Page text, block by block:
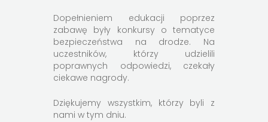
Dopełnieniem edukacji poprzez
zabawę były konkursy o tematyce
bezpieczeństwa na drodze. Na
uczestników, którzy udzielili
poprawnych odpowiedzi, czekały
ciekawe nagrody.
Dziękujemy wszystkim, którzy byli z
nami w tym dniu.